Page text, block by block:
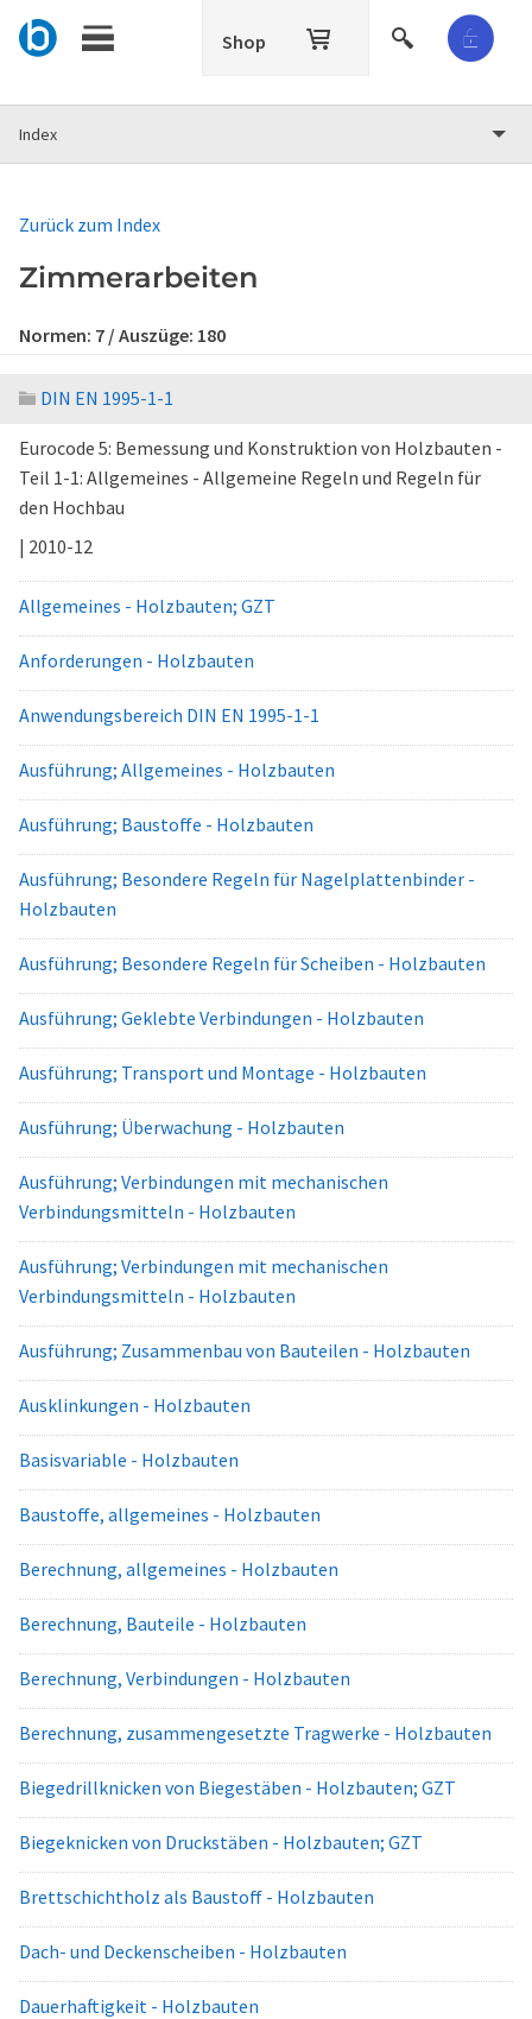
Shop
Index
Zurück zum Index
Zimmerarbeiten
Normen: 7 / Auszüge: 180
DIN EN 1995-1-1
Eurocode 5: Bemessung und Konstruktion von Holzbauten -
Teil 1-1: Allgemeines - Allgemeine Regeln und Regeln für
den Hochbau
| 2010-12
Allgemeines - Holzbauten; GZT
Anforderungen - Holzbauten
Anwendungsbereich DIN EN 1995-1-1
Ausführung; Allgemeines - Holzbauten
Ausführung; Baustoffe - Holzbauten
Ausführung; Besondere Regeln für Nagelplattenbinder -
Holzbauten
Ausführung; Besondere Regeln für Scheiben - Holzbauten
Ausführung; Geklebte Verbindungen - Holzbauten
Ausführung; Transport und Montage - Holzbauten
Ausführung; Überwachung - Holzbauten
Ausführung; Verbindungen mit mechanischen
Verbindungsmitteln - Holzbauten
Ausführung; Verbindungen mit mechanischen
Verbindungsmitteln - Holzbauten
Ausführung; Zusammenbau von Bauteilen - Holzbauten
Ausklinkungen - Holzbauten
Basisvariable - Holzbauten
Baustoffe, allgemeines - Holzbauten
Berechnung, allgemeines - Holzbauten
Berechnung, Bauteile - Holzbauten
Berechnung, Verbindungen - Holzbauten
Berechnung, zusammengesetzte Tragwerke - Holzbauten
Biegedrillknicken von Biegestäben - Holzbauten; GZT
Biegeknicken von Druckstäben - Holzbauten; GZT
Brettschichtholz als Baustoff - Holzbauten
Dach- und Deckenscheiben - Holzbauten
Dauerhaftigkeit - Holzbauten